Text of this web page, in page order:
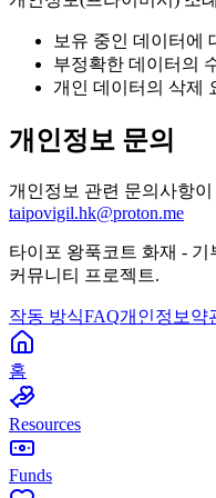
보유 중인 데이터에
부정확한 데이터의
개인 데이터의 삭제
개인정보 문의
개인정보 관련 문의사항
taipovigil.hk@proton.me
타이포 왕푹코트 화재 - 기
커뮤니티 프로젝트.
작동 방식FAQ개인정보 약
홈
Resources
Funds